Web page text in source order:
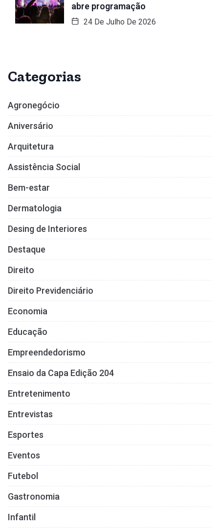
abre programação
24 De Julho De 2026
Categorias
Agronegócio
Aniversário
Arquitetura
Assistência Social
Bem-estar
Dermatologia
Desing de Interiores
Destaque
Direito
Direito Previdenciário
Economia
Educação
Empreendedorismo
Ensaio da Capa Edição 204
Entretenimento
Entrevistas
Esportes
Eventos
Futebol
Gastronomia
Infantil